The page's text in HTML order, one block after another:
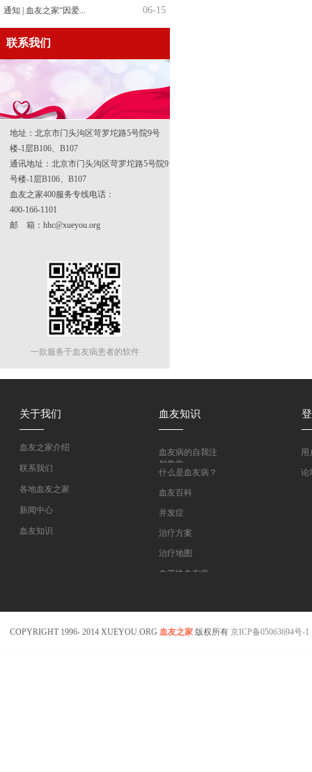
通知 | 血友之家“因爱... 06-15
联系我们
地址：北京市门头沟区苛罗坨路5号院9号
楼-1层B106、B107
通讯地址：北京市门头沟区苛罗坨路5号院9
号楼-1层B106、B107
血友之家400服务专线电话：
400-166-1101
邮 箱：hhc@xueyou.org
一款服务于血友病患者的软件
关于我们 血友知识
血友之家介绍
联系我们
各地血友之家
新闻中心
血友知识
血友病的自我注
射教学
什么是血友病？
血友百科
并发症
治疗方案
治疗地图
血管性血友病
用
论
COPYRIGHT 1996- 2014 XUEYOU.ORG 血友之家版权所有 京ICP备05063694号-1